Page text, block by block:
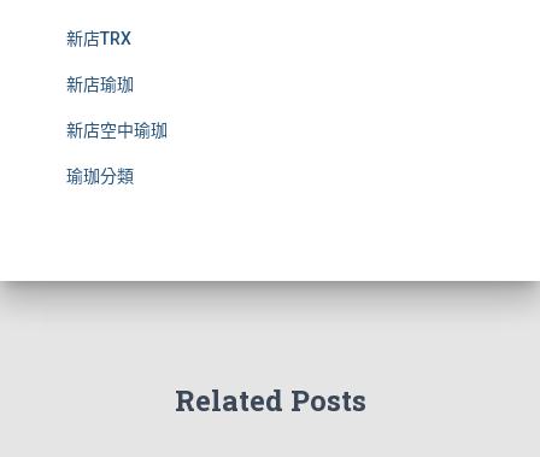
新店TRX
新店瑜珈
新店空中瑜珈
瑜珈分類
Related Posts